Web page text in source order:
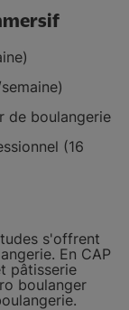
de boulangerie
(16
s'offrent
En CAP
pâtisserie
boulanger